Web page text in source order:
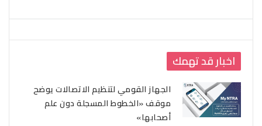
اخبار قد تهمك
الجهاز القومي لتنظيم الاتصالات يوضح
موقف «الخطوط المسجلة دون علم
أصحابها»